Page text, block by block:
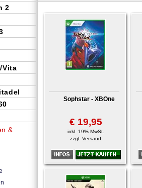
Sophstar - XBOne
€ 19,95
inkl. 19% MwSt.
zzgl. Versand
2
Vita
&